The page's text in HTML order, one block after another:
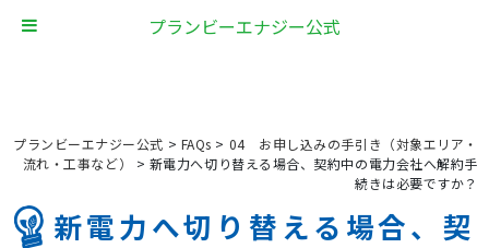
プランビーエナジー公式 > FAQs > 04 お申し込みの手引き（対象エリア・
流れ・工事など）
> 新電力へ切り替える場合、契約中の電力会社へ解約手
続きは必要ですか？
新電力へ切り替える場合、契
プランビーエナジー公式